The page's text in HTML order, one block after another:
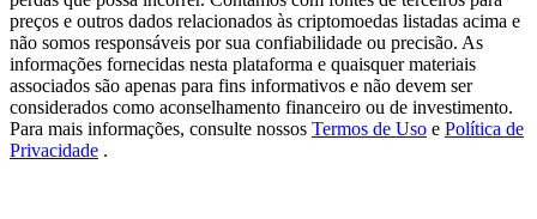
Trade Gold & Silver · 33,333 USDT Bonus
USDT New User Exclusive 10% APR
preços e outros dados relacionados às criptomoedas listadas acima e
não somos responsáveis por sua confiabilidade ou precisão. As
informações fornecidas nesta plataforma e quaisquer materiais
associados são apenas para fins informativos e não devem ser
considerados como aconselhamento financeiro ou de investimento.
Para mais informações, consulte nossos Termos de Uso e Política de
Privacidade .